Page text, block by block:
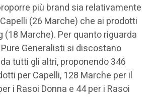
più brand sia relativamente
(26 Marche) che ai prodotti
(18 Marche). Per quanto riguarda
Pure Generalisti si discostano
tutti gli altri, proponendo 346
per Capelli, 128 Marche per il
i Rasoi Donna e 44 per i Rasoi